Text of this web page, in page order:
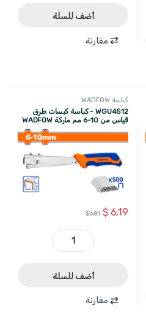
أضف للسلة
مقارنة
كباسة WADFOW
WGU4512 - كباسة كبسات طرق
قياس من 10-6 مم ماركة WADFOW
$6,19
$6,81
WGU4512 - كباسة كبسات طرق قياس من 10-6 مم ماركة WADFOW quantity
أضف للسلة
مقارنة